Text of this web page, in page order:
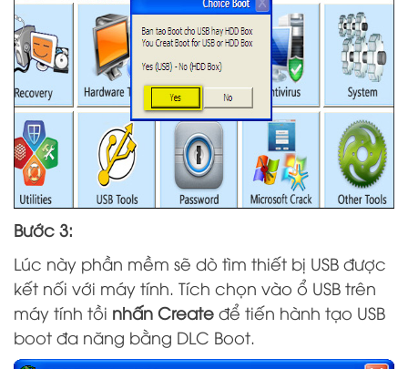
Bước 3:
Lúc này phần mềm sẽ dò tìm thiết bị USB được
kết nối với máy tính. Tích chọn vào ổ USB trên
máy tính tồi nhấn Create để tiến hành tạo USB
boot đa năng bằng DLC Boot.